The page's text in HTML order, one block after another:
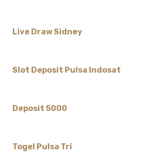
Live Draw Sidney
Slot Deposit Pulsa Indosat
Deposit 5000
Togel Pulsa Tri